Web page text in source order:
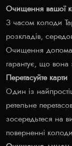
Очищення вашої
З часом колоди
розкладів,
Очищення
гарантує, що вона
Перетасуйте карти
Один із
ретельне
зосередьтеся на
поверненні